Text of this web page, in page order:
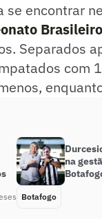
se encontrar
Brasileiro
Separados
com
na
Botafogo